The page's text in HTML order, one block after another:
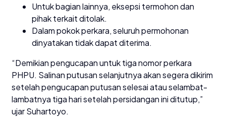
Untuk bagian lainnya, eksepsi termohon dan
pihak terkait ditolak.
Dalam pokok perkara, seluruh permohonan
dinyatakan tidak dapat diterima.
“Demikian pengucapan untuk tiga nomor perkara
PHPU. Salinan putusan selanjutnya akan segera dikirim
setelah pengucapan putusan selesai atau selambat-
lambatnya tiga hari setelah persidangan ini ditutup,”
ujar Suhartoyo.